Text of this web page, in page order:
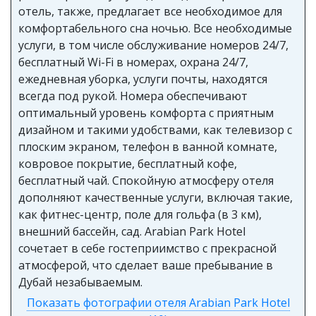
отель, также, предлагает все необходимое для
комфортабельного сна ночью. Все необходимые
услуги, в том числе обслуживание номеров 24/7,
бесплатный Wi-Fi в номерах, охрана 24/7,
ежедневная уборка, услуги почты, находятся
всегда под рукой. Номера обеспечивают
оптимальный уровень комфорта с приятным
дизайном и такими удобствами, как телевизор с
плоским экраном, телефон в ванной комнате,
ковровое покрытие, бесплатный кофе,
бесплатный чай. Спокойную атмосферу отеля
дополняют качественные услуги, включая такие,
как фитнес-центр, поле для гольфа (в 3 км),
внешний бассейн, сад. Arabian Park Hotel
сочетает в себе гостеприимство с прекрасной
атмосферой, что сделает ваше пребывание в
Дубай незабываемым.
Показать фотографии отеля Arabian Park Hotel